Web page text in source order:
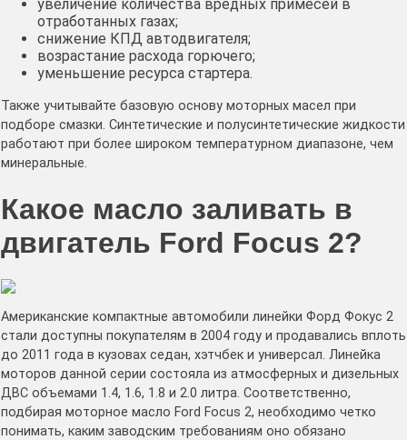
увеличение количества вредных примесей в
отработанных газах;
снижение КПД автодвигателя;
возрастание расхода горючего;
уменьшение ресурса стартера.
Также учитывайте базовую основу моторных масел при
подборе смазки. Синтетические и полусинтетические жидкости
работают при более широком температурном диапазоне, чем
минеральные.
Какое масло заливать в
двигатель Ford Focus 2?
Американские компактные автомобили линейки Форд Фокус 2
стали доступны покупателям в 2004 году и продавались вплоть
до 2011 года в кузовах седан, хэтчбек и универсал. Линейка
моторов данной серии состояла из атмосферных и дизельных
ДВС объемами 1.4, 1.6, 1.8 и 2.0 литра. Соответственно,
подбирая моторное масло Ford Focus 2, необходимо четко
понимать, каким заводским требованиям оно обязано